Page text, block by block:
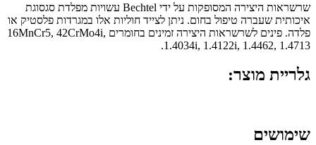
שרשראות היצירה המסופקות על ידי Bechtel עשויות מפלדת סגסוגת
איכותית שעברה טיפול בחום. ניתן לצייד חוליות אלו במגרדות פלסטיק או
פלדה. פינים לשרשראות היצירה זמינים בחומרים 16MnCr5, 42CrMo4i,
1.4034i, 1.4122i, 1.4462, 1.4713.
גלריית מוצר:
שימושים